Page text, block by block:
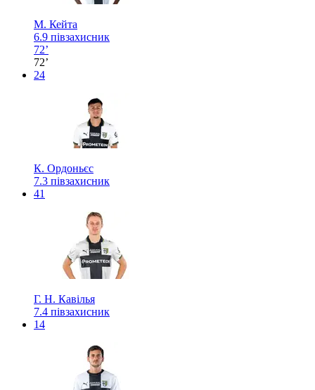
М. Кейта
6.9 півзахисник
72’
72’
24
К. Ордоньєс
7.3 півзахисник
41
Г. Н. Кавілья
7.4 півзахисник
14